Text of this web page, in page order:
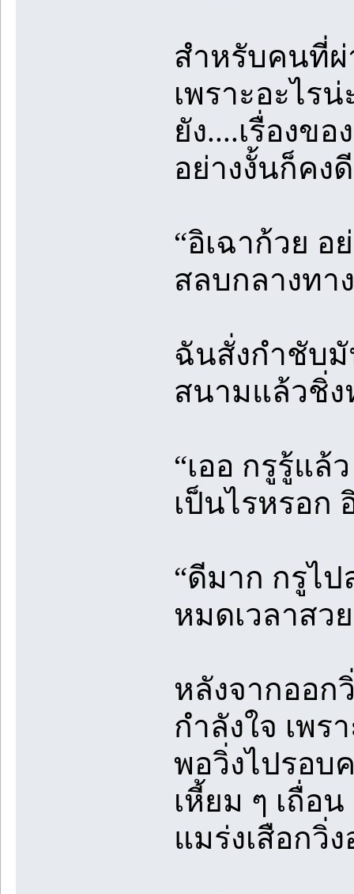
สำหรับคนที่ผ่
เพราะอะไร
ยัง....เรื่องข
อย่างงั้นก็คง
“อิเฉาก้วย อ
สลบกลางทา
ฉันสั่งกำชับมั
สนามแล้วชิ่
“เออ กรูรู้แล้
เป็นไรหรอก
“ดีมาก กรูไ
หมดเวลาสว
หลังจากออก
กำลังใจ เพร
พอวิ่งไปรอบ
เหี้ยม ๆ เถื่อ
แมร่งเสือกวิ่